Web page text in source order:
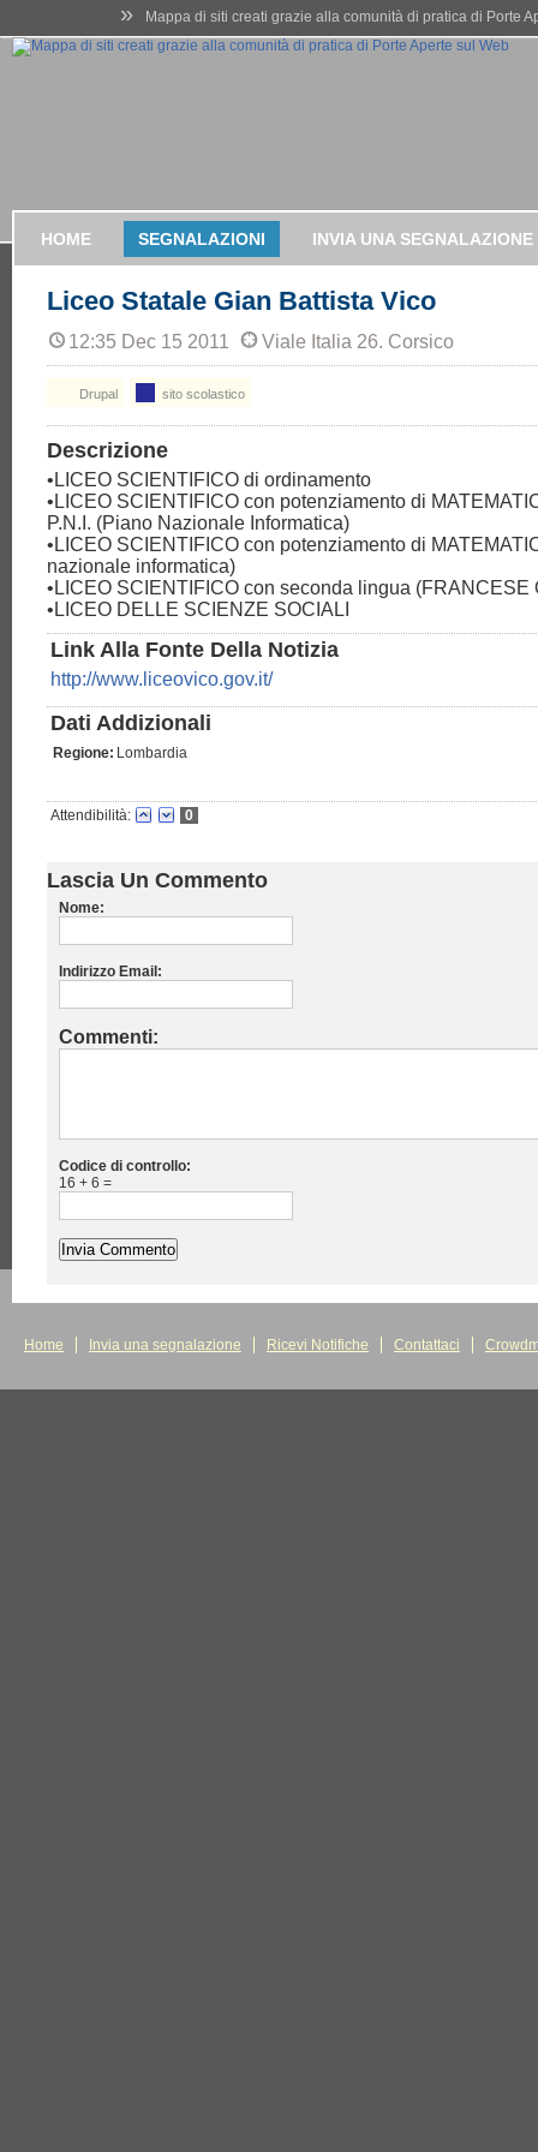
» Mappa di siti creati grazie alla comunità di pratica di Porte
HOME SEGNALAZIONI INVIA UNA SEGNALAZIONE
Liceo Statale Gian Battista Vico
12:35 Dec 15 2011 Viale Italia 26. Corsico
Drupal sito scolastico
Descrizione
•LICEO SCIENTIFICO di ordinamento
•LICEO SCIENTIFICO con potenziamento di
P.N.I. (Piano Nazionale Informatica)
•LICEO SCIENTIFICO con potenziamento di
nazionale informatica)
•LICEO SCIENTIFICO con seconda lingua (FRANCESE
•LICEO DELLE SCIENZE SOCIALI
Link Alla Fonte Della Notizia
http://www.liceovico.gov.it/
Dati Addizionali
Regione: Lombardia
Attendibilità: 0
Lascia Un Commento
Nome:
Indirizzo Email:
Commenti:
Codice di controllo:
16 + 6 =
Home Invia una segnalazione Ricevi Notifiche Contattaci